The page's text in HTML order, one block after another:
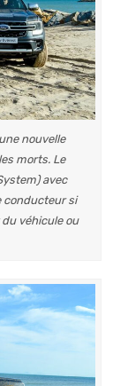
nouvelle
morts. Le
avec
conducteur si
véhicule ou